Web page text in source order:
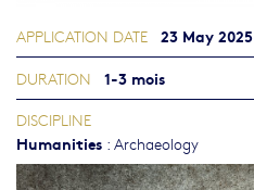
APPLICATION DATE 23 May 2025
DURATION 1-3 mois
DISCIPLINE
Humanities : Archaeology